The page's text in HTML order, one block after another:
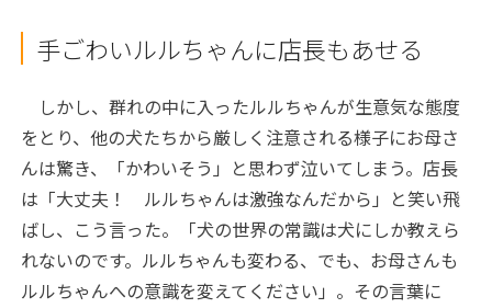
手ごわいルルちゃんに店長もあせる
しかし、群れの中に入ったルルちゃんが生意気な態度
をとり、他の犬たちから厳しく注意される様子にお母さ
んは驚き、「かわいそう」と思わず泣いてしまう。店長
は「大丈夫！ ルルちゃんは激強なんだから」と笑い飛
ばし、こう言った。「犬の世界の常識は犬にしか教えら
れないのです。ルルちゃんも変わる、でも、お母さんも
ルルちゃんへの意識を変えてください」。その言葉に